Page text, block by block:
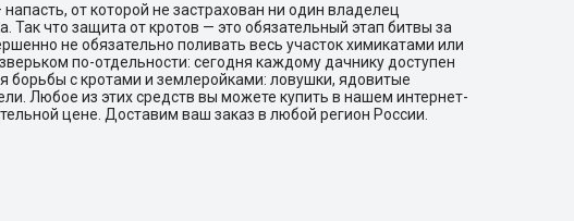
от которой не застрахован ни один владелец
Так что защита от кротов — это обязательный этап битвы за
не обязательно поливать весь участок химикатами или
по-отдельности: сегодня каждому дачнику доступен
борьбы с кротами и землеройками: ловушки, ядовитые
Любое из этих средств вы можете купить в нашем интернет-
цене. Доставим ваш заказ в любой регион России.